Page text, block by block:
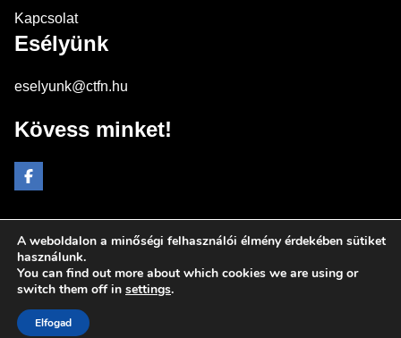
Kapcsolat
Esélyünk
eselyunk@ctfn.hu
Kövess minket!
Copyright © 2024 eselyunk.hu. Minden jog fenntartva.
Általános Szerződési Feltételek
Adatkezelési Nyilatkozat
A weboldalon a minőségi felhasználói élmény érdekében sütiket
használunk.
You can find out more about which cookies we are using or
switch them off in settings.
Elfogad